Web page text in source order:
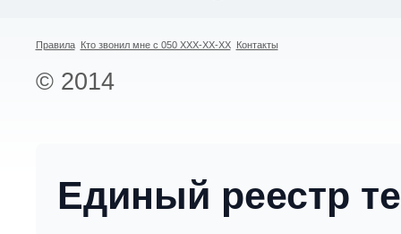
Правила Кто звонил мне с 050 XXX-XX-XX Контакты
© 2014
Единый реестр